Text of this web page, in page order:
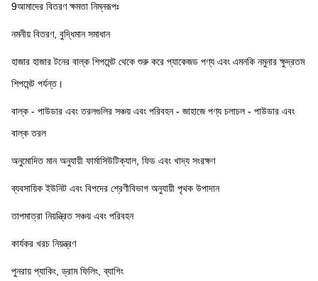
9আমাদের বিতরণ ক্ষমতা নিম্নরূপঃ
নমনীয় বিতরণ, বুদ্ধিমান সমাধান
হাজার হাজার টনের বাল্ক শিপমেন্ট থেকে শুরু করে প্যাকেজড পণ্য এবং এমনকি নমুনার ক্ষুদ্রতম
শিপমেন্ট পর্যন্ত।
বাল্ক - পাউডার এবং তরলগুলির সঞ্চয় এবং পরিবহন - জাহাজে পণ্য চলাচল - পাউডার এবং
বাল্ক তরল
অনুমোদিত মান অনুযায়ী ফার্মাসিউটিক্যাল, ফিড এবং খাদ্য সংরক্ষণ
ব্যবসায়িক ইউনিট এবং বিপদের শ্রেণীবিভাগ অনুযায়ী পৃথক উপাদান
তাপমাত্রা নিয়ন্ত্রিত সঞ্চয় এবং পরিবহন
কার্যকর খরচ নিয়ন্ত্রণ
পুনরায় প্যাকিং, ড্রাম ফিলিং, ব্যাগিং